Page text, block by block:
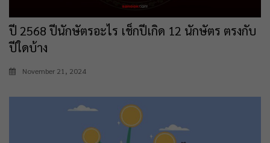
ปี 2568 ปีนักษัตรอะไร เช็กปีเกิด 12 นักษัตร ตรงกับ
ปีใดบ้าง
November 21, 2024